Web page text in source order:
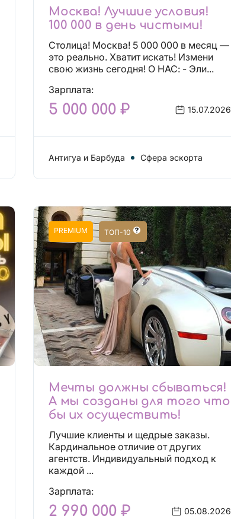
Москва! Лучшие условия!
100 000 в день чистыми!
Столица! Москва! 5 000 000 в месяц —
это реально. Хватит искать! Измени
свою жизнь сегодня! О НАС: - Эли...
Зарплата:
5 000 000 ₽ 15.07.2026
Антигуа и Барбуда Сфера эскорта
PREMIUM ТОП-10
Мечты должны сбываться!
А мы созданы для того что
бы их осуществить!
Лучшие клиенты и щедрые заказы.
Кардинальное отличие от других
агентств. Индивидуальный подход к
каждой ...
Зарплата:
2 990 000 ₽ 05.08.2026